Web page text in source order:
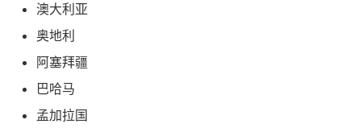
澳大利亚
奥地利
阿塞拜疆
巴哈马
孟加拉国